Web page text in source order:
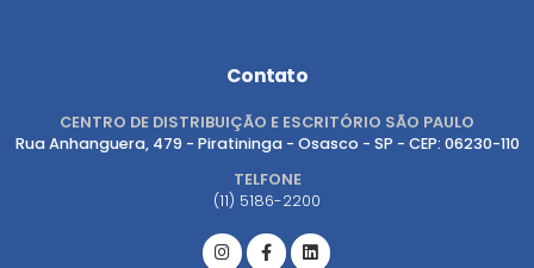
Contato
CENTRO DE DISTRIBUIÇÃO E ESCRITÓRIO SÃO PAULO
Rua Anhanguera, 479 - Piratininga - Osasco - SP - CEP: 06230-110
TELFONE
(11) 5186-2200